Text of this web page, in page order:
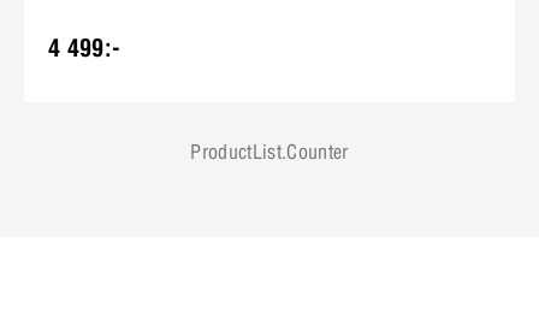
4 499:-
ProductList.Counter